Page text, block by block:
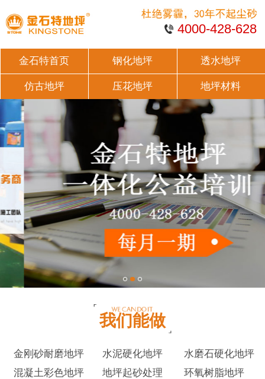
4000-428-628
金石特首页 钢化地坪 透水地坪
仿古地坪 压花地坪 地坪材料
我们能做
金刚砂耐磨地坪 水泥硬化地坪
水磨石硬化地坪
混凝土彩色地坪
地坪起砂处理
环氧树脂地坪